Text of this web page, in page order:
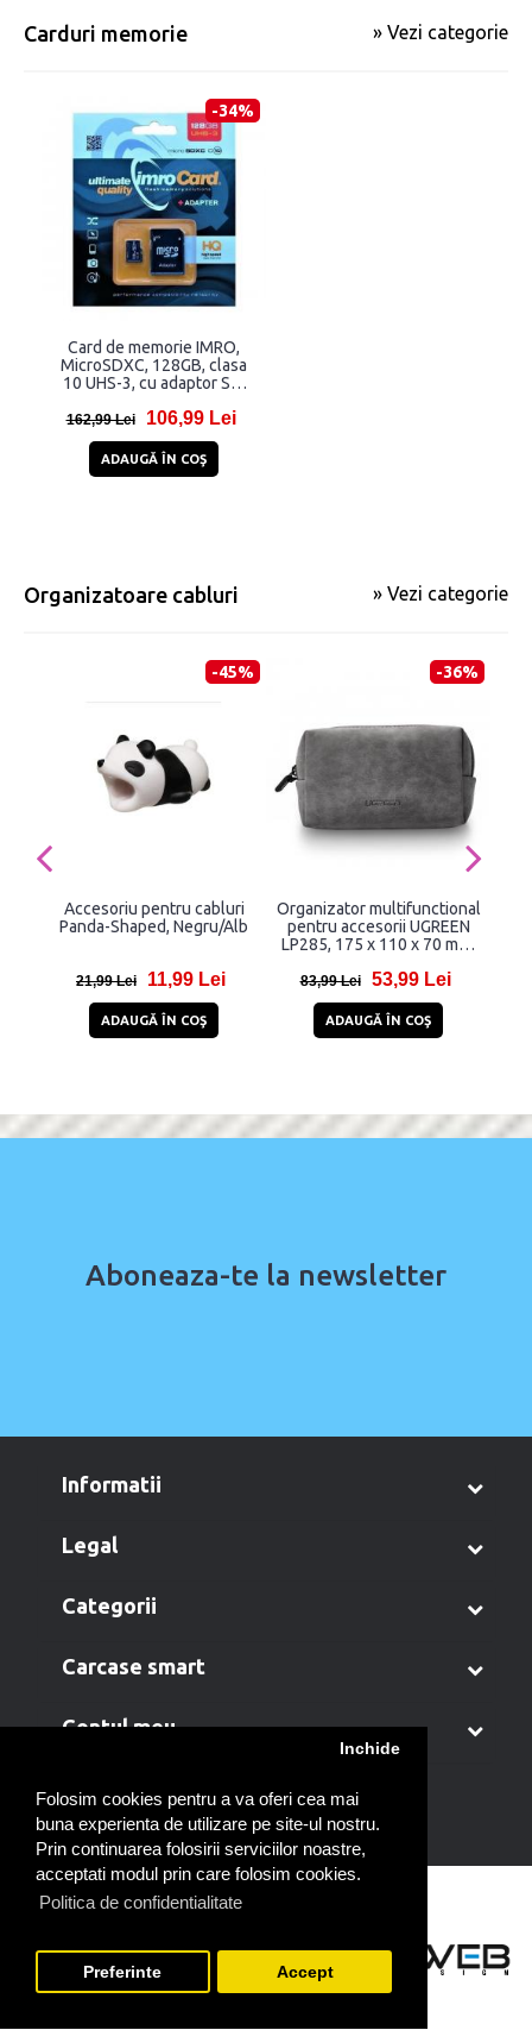
Folosim cookies pentru a va oferi cea mai
buna experienta de utilizare pe site-ul nostru.
Prin continuarea folosirii serviciilor noastre,
acceptati modul prin care folosim cookies.
Politica de confidentialitate
Inchide
Preferinte Accept
Carduri memorie » Vezi categorie
-34%
Card de memorie IMRO,
MicroSDXC, 128GB, clasa
10 UHS-3, cu adaptor SD,
162,99 Lei 106,99 Lei
ADAUGĂ ÎN COŞ
Organizatoare cabluri » Vezi categorie
-45%
Accesoriu pentru cabluri
Panda-Shaped, Negru/Alb
21,99 Lei 11,99 Lei
ADAUGĂ ÎN COŞ
-36%
Organizator multifunctional
pentru accesorii UGREEN
LP285, 175 x 110 x 70 mm,
83,99 Lei 53,99 Lei
ADAUGĂ ÎN COŞ
Aboneaza-te la newsletter
informatii
legal
categorii
carcase smart
contul meu